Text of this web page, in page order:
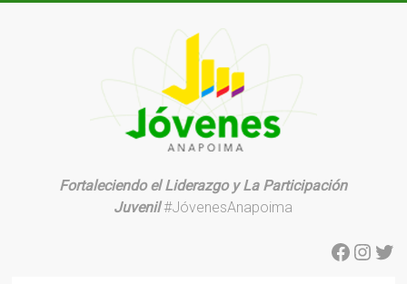
OrganizaciónFortaleciendo el Liderazgo y La Participación
Juvenil#JóvenesAnapoima